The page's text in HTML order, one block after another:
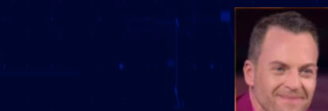
banori i parë që lë shtëpinë
dhe humb mundësinë për
të fituar çmimin e madh